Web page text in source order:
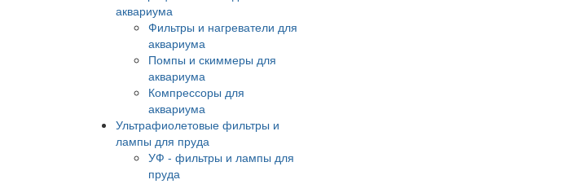
аквариума
Фильтры и нагреватели для
аквариума
Помпы и скиммеры для
аквариума
Компрессоры для
аквариума
Ультрафиолетовые фильтры и
лампы для пруда
УФ - фильтры и лампы для
пруда